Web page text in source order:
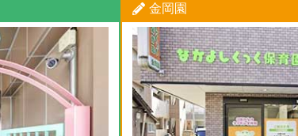
金岡園